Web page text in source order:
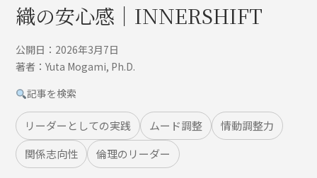
織の安心感｜INNERSHIFT
公開日：2026年3月7日
著者：Yuta Mogami, Ph.D.
記事を検索
リーダーとしての実践 ムード調整
情動調整力
関係志向性
倫理のリーダー